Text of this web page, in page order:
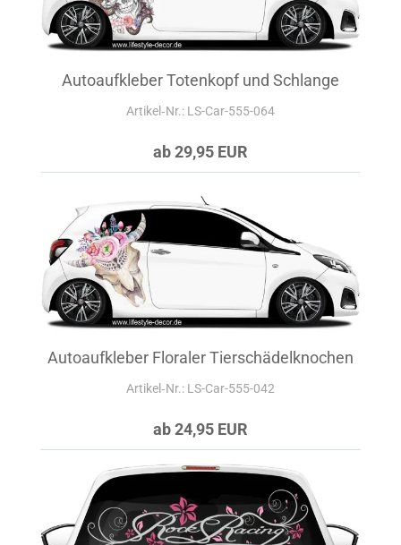
Autoaufkleber Totenkopf und Schlange
Artikel‑Nr.: LS-Car-555-064
ab 29,95 EUR
Autoaufkleber Floraler Tierschädelknochen
Artikel‑Nr.: LS-Car-555-042
ab 24,95 EUR